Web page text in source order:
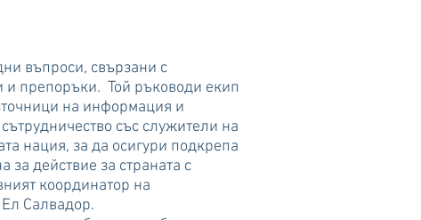
въпроси, свързани с
и препоръки. Той ръководи екип
на информация и
със служители на
нация, за да осигури подкрепа
действие за страната с
координатор на
Ел Салвадор.